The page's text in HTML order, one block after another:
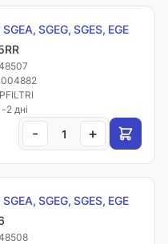
SGEG, SGES, EGE
2 дні
- +
SGEG, SGES, EGE